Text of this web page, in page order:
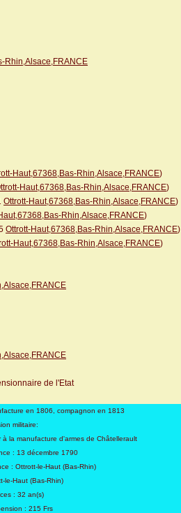
Rhin,Alsace,FRANCE
Haut,67368,Bas-Rhin,Alsace,FRANCE)
Haut,67368,Bas-Rhin,Alsace,FRANCE)
Ottrott-Haut,67368,Bas-Rhin,Alsace,FRANCE)
Rhin,Alsace,FRANCE)
Ottrott-Haut,67368,Bas-Rhin,Alsace,FRANCE)
Haut,67368,Bas-Rhin,Alsace,FRANCE)
de l'Etat
en 1806, compagnon en 1813
militaire:
à la manufacture d'armes de Châtellerault
: 13 décembre 1790
: Ottrott-le-Haut (Bas-Rhin)
le-Haut (Bas-Rhin)
: 32 an(s)
: 215 Frs